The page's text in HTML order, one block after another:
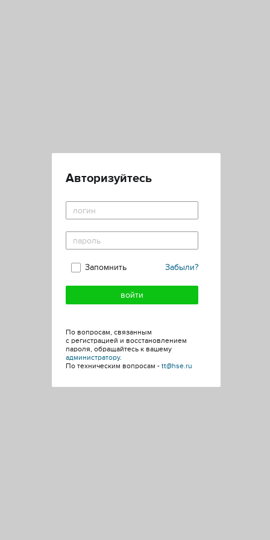
Авторизуйтесь
Забыли?
Запомнить
По вопросам, связанным
с регистрацией и восстановлением
пароля, обращайтесь к вашему
администратору.
По техническим вопросам - tt@hse.ru